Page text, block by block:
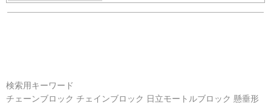
検索用キーワード
チェーンブロック チェインブロック 日立モートルブロック 懸垂形